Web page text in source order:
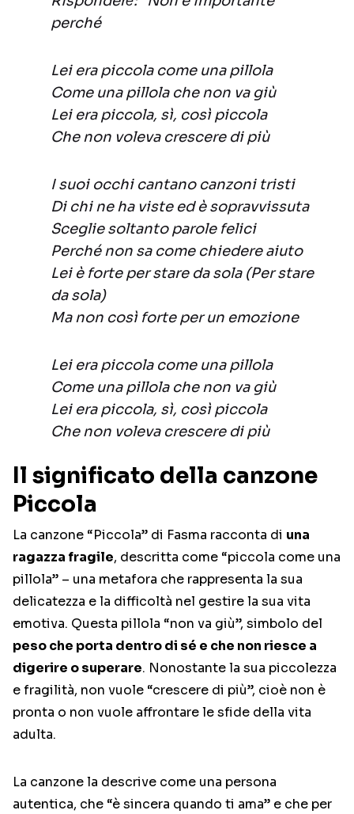
perché
Lei era piccola come una pillola
Come una pillola che non va giù
Lei era piccola, sì, così piccola
Che non voleva crescere di più
I suoi occhi cantano canzoni tristi
Di chi ne ha viste ed è sopravvissuta
Sceglie soltanto parole felici
Perché non sa come chiedere aiuto
Lei è forte per stare da sola (Per stare
da sola)
Ma non così forte per un emozione
Lei era piccola come una pillola
Come una pillola che non va giù
Lei era piccola, sì, così piccola
Che non voleva crescere di più
Il significato della canzone
Piccola
La canzone “Piccola” di Fasma racconta di una
ragazza fragile, descritta come “piccola come una
pillola” – una metafora che rappresenta la sua
delicatezza e la difficoltà nel gestire la sua vita
emotiva. Questa pillola “non va giù”, simbolo del
peso che porta dentro di sé e che non riesce a
digerire o superare. Nonostante la sua piccolezza
e fragilità, non vuole “crescere di più”, cioè non è
pronta o non vuole affrontare le sfide della vita
adulta.
La canzone la descrive come una persona
autentica, che “è sincera quando ti ama” e che per